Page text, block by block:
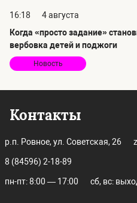
16:18
4 августа
Когда «просто задание»
вербовка детей и поджоги
Новость
Контакты
р.п. Ровное, ул. Советская, 26
8 (84596) 2-18-89
пн-пт: 8:00 — 17:00 сб, вс: